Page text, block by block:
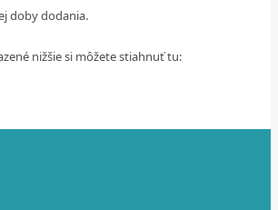
doby dodania.
nižšie si môžete stiahnuť tu: